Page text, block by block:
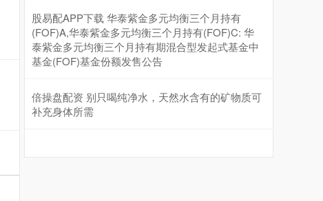
股易配APP下载 华泰紫金多元均衡三个月持有
(FOF)A,华泰紫金多元均衡三个月持有(FOF)C: 华
泰紫金多元均衡三个月持有期混合型发起式基金中
基金(FOF)基金份额发售公告
倍操盘配资 别只喝纯净水，天然水含有的矿物质可
补充身体所需